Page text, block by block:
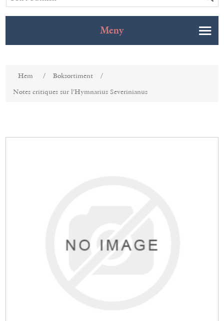
Meny
Hem / Boksortiment
/
Notes critiques sur l'Hymnarius Severinianus